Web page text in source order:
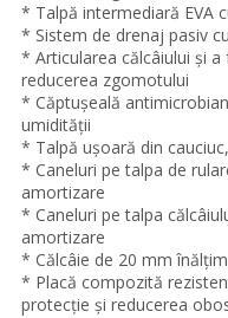
* Talpă intermediară EVA
* Sistem de drenaj pasiv
* Articularea călcâiului și
reducerea zgomotului
* Căptușeală
umidității
* Talpă ușoară din
* Caneluri pe talpa de
amortizare
* Caneluri pe talpa
amortizare
* Călcâie de 20 mm
* Placă compozită
protecție și reducerea